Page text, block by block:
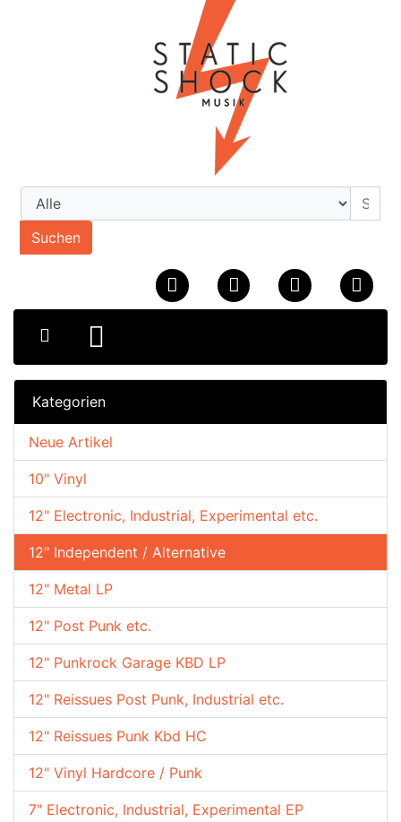
Suchen
Kategorien
10" Vinyl
12" Electronic, Industrial, Experimental etc.
12" Independent / Alternative
12" Metal LP
12" Post Punk etc.
12" Punkrock Garage KBD LP
12" Reissues Post Punk, Industrial etc.
12" Reissues Punk Kbd HC
12" Vinyl Hardcore / Punk
7" Electronic, Industrial, Experimental EP
Neue Artikel